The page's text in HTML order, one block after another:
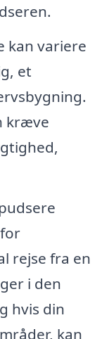
kan variere
et
kræve
rejse fra en
i den
hvis din
kan